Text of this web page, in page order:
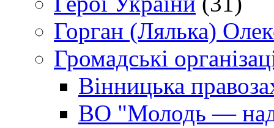
Горган (Лялька)
Громадські
Вінницька
ВО "Молодь —